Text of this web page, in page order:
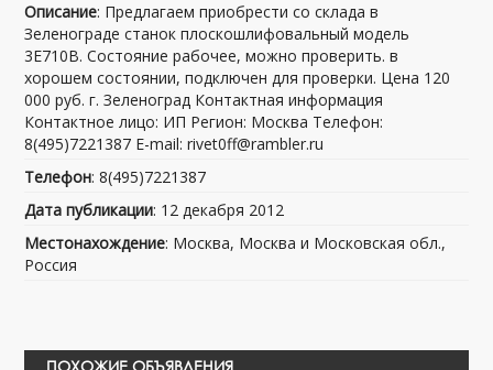
Описание: Предлагаем приобрести со склада в
Зеленограде станок плоскошлифовальный модель
3Е710В. Состояние рабочее, можно проверить. в
хорошем состоянии, подключен для проверки. Цена 120
000 руб. г. Зеленоград Контактная информация
Контактное лицо: ИП Регион: Москва Телефон:
8(495)7221387 E-mail: rivet0ff@rambler.ru
Телефон: 8(495)7221387
Дата публикации: 12 декабря 2012
Местонахождение: Москва, Москва и Московская обл.,
Россия